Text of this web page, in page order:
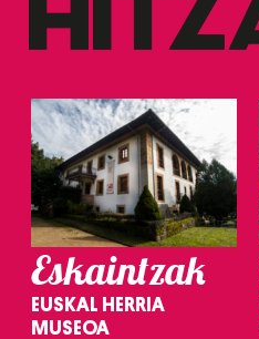
Eskaintzak
EUSKAL HERRIA
MUSEOA